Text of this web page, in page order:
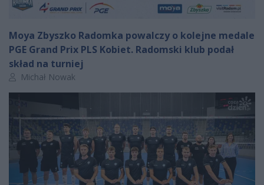
Moya Zbyszko Radomka powalczy o kolejne medale
PGE Grand Prix PLS Kobiet. Radomski klub podał
skład na turniej
Autor artykułu:
Michał Nowak